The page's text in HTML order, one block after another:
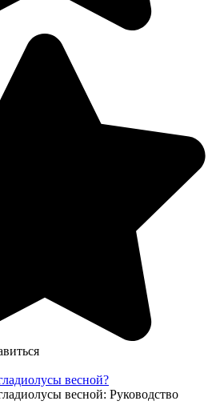
весной?
весной: Руководство